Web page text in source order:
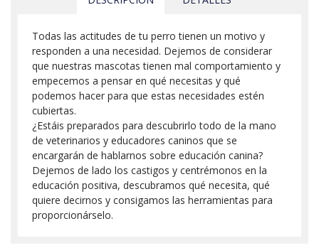
Todas las actitudes de tu perro tienen un motivo y
responden a una necesidad. Dejemos de considerar
que nuestras mascotas tienen mal comportamiento y
empecemos a pensar en qué necesitas y qué
podemos hacer para que estas necesidades estén
cubiertas.
¿Estáis preparados para descubrirlo todo de la mano
de veterinarios y educadores caninos que se
encargarán de hablarnos sobre educación canina?
Dejemos de lado los castigos y centrémonos en la
educación positiva, descubramos qué necesita, qué
quiere decirnos y consigamos las herramientas para
proporcionárselo.